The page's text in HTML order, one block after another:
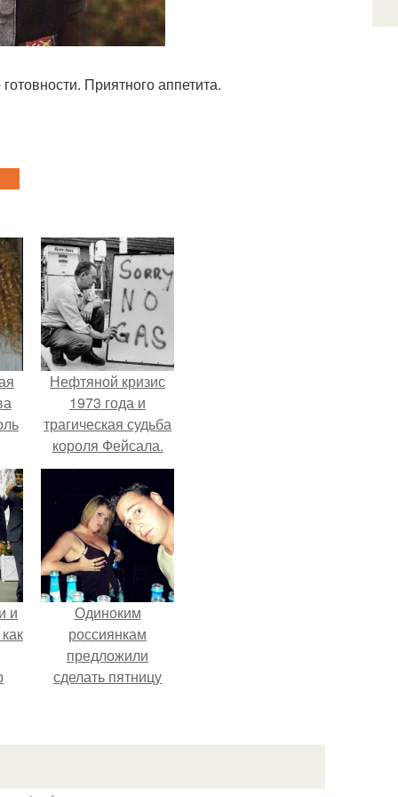
Приятного аппетита.
Нефтяной кризис
1973 года и
трагическая судьба
короля Фейсала.
и
Одиноким
россиянкам
предложили
сделать пятницу
повышения